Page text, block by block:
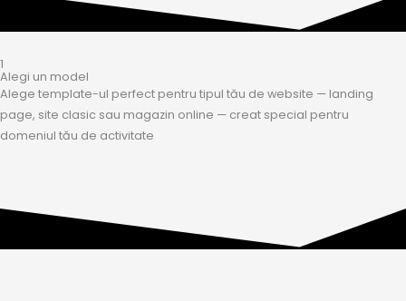
1
Alegi un model
Alege template-ul perfect pentru tipul tău de website — landing
page, site clasic sau magazin online — creat special pentru
domeniul tău de activitate